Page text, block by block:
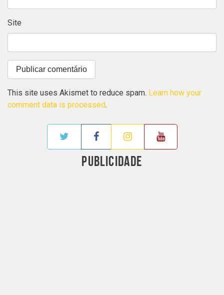
Site
This site uses Akismet to reduce spam. Learn how your
comment data is processed.
PUBLICIDADE